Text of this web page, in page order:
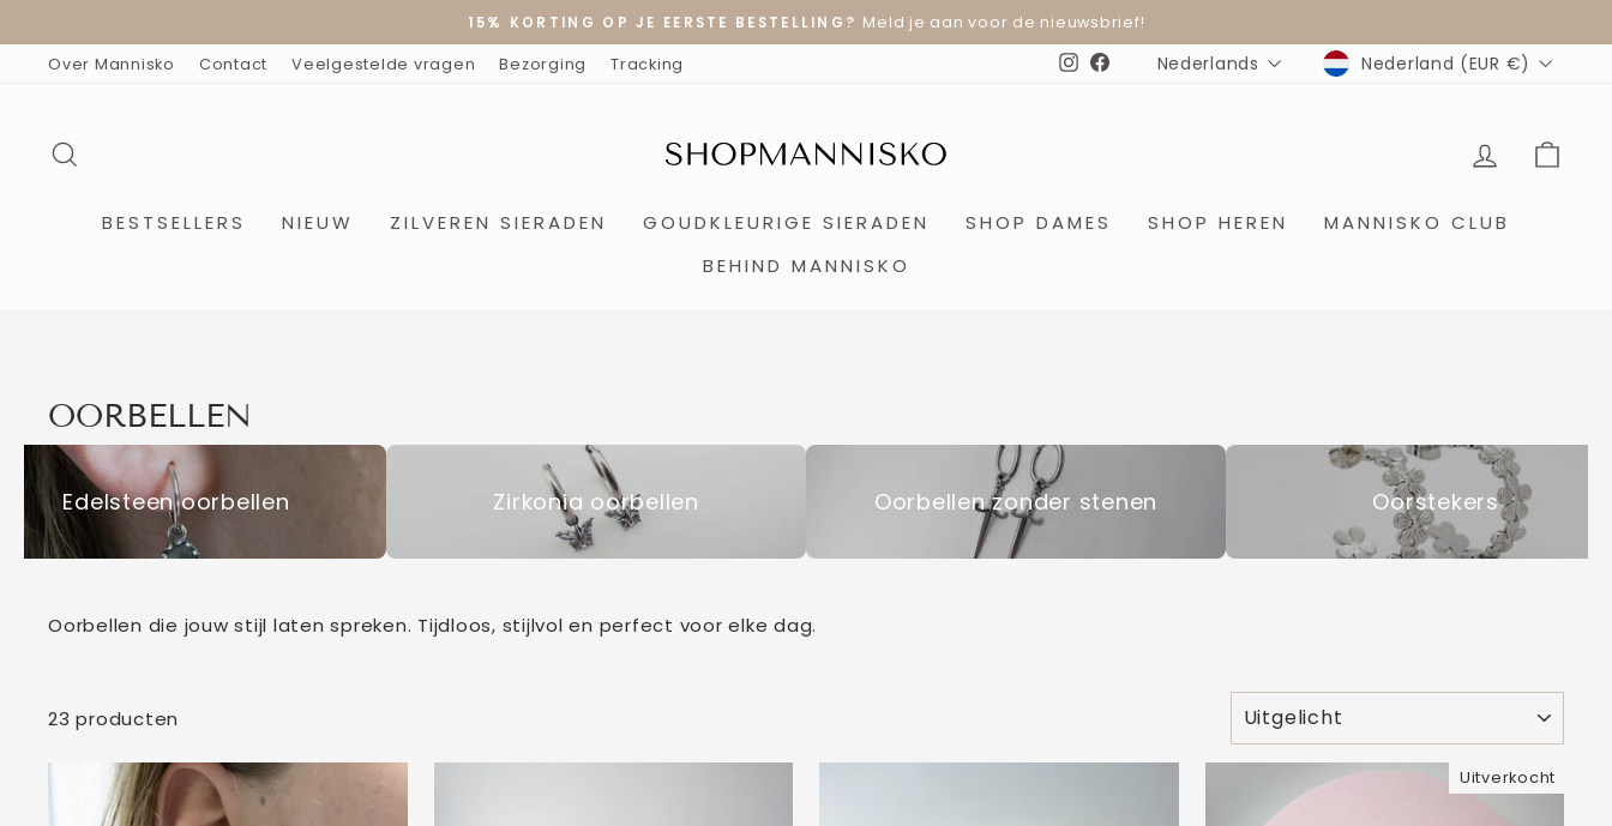
artikel
Diavoorstelling
15% KORTING OP JE EERSTE BESTELLING? Meld je aan voor de nieuwsbrief!
Over Mannisko Contact Veelgestelde vragen Bezorging Tracking Instagram
Facebook
TAAL
Nederlands MUNTEENHEID
Nederland (EUR €)
BESTSELLERS NIEUW ZILVEREN SIERADEN GOUDKLEURIGE SIERADEN SHOP DAMES SHOP HEREN
MANNISKO CLUB
BEHIND MANNISKO
OORBELLEN
Edelsteen oorbellen Zirkonia oorbellen Oorbellen zonder stenen Oorstekers
Oorbellen die jouw stijl laten spreken. Tijdloos, stijlvol en perfect voor elke dag.
23 producten
SOORT
Uitverkocht